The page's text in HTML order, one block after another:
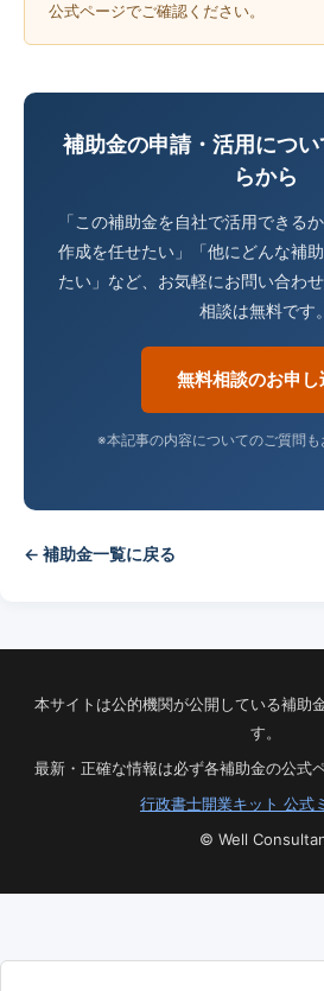
公式ページでご確認ください。
補助金の申請・活用につ
らから
「この補助金を自社で活用できる
作成を任せたい」「他にどんな補
たい」など、お気軽にお問い合わ
相談は無料です。
無料相談のお申し
※本記事の内容についてのご質問
← 補助金一覧に戻る
本サイトは公的機関が公開している補助
す。
最新・正確な情報は必ず各補助金の公式
行政書士開業キット 公式
© Well